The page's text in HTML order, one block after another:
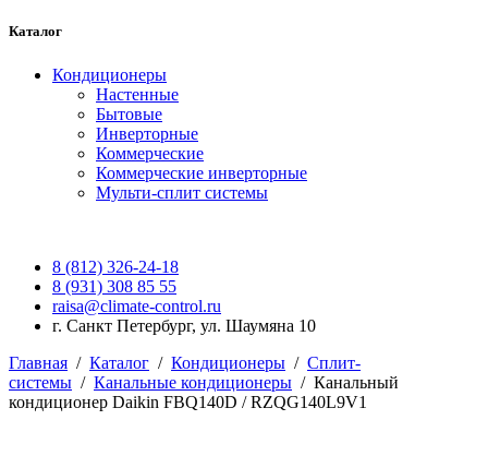
Каталог
Кондиционеры
Настенные
Бытовые
Инверторные
Коммерческие
Коммерческие инверторные
Мульти-сплит системы
8 (812) 326-24-18
8 (931) 308 85 55
raisa@climate-control.ru
г. Санкт Петербург, ул. Шаумяна 10
Главная / Каталог / Кондиционеры / Сплит-
системы / Канальные кондиционеры / Канальный
кондиционер Daikin FBQ140D / RZQG140L9V1